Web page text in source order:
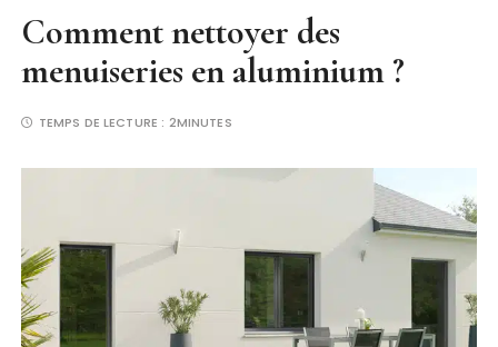
Comment nettoyer des
menuiseries en aluminium ?
TEMPS DE LECTURE : 2MINUTES